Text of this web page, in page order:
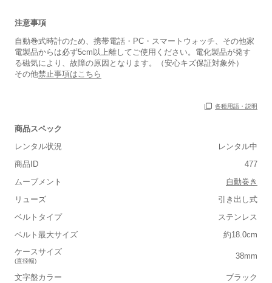
注意事項
自動巻式時計のため、携帯電話・PC・スマートウォッチ、その他家
電製品からは必ず5cm以上離してご使用ください。電化製品が発す
る磁気により、故障の原因となります。（安心キズ保証対象外）
その他禁止事項はこちら
各種用語・説明
商品スペック
レンタル状況
レンタル中
商品ID
477
ムーブメント
自動巻き
リューズ
引き出し式
ベルトタイプ
ステンレス
ベルト最大サイズ
約18.0cm
ケースサイズ
(直径幅)
38mm
文字盤カラー
ブラック
■重さ(ベルト込み)
■ケースの大きさ